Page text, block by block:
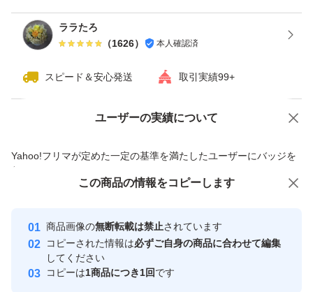
ララたろ
（1626） 本人確認済
スピード＆安心発送 取引実績99+
ユーザーの実績について
Yahoo!フリマが定めた一定の基準を満たしたユーザーにバッジを
付与しています
安心取引出品者
心・安全なユーザーです
取引実績
価格の相談 商品への質問
この商品の情報をコピーします
商品画像の無断転載は禁止されています
コピーされた情報は必ずご自身の商品に合わせて編集
してください
コピーは1商品につき1回です
この商品をみている人にオススメ